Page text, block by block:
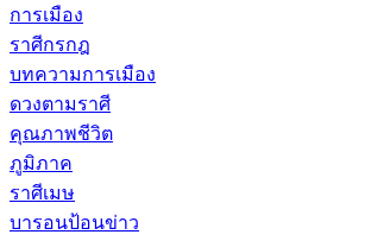
การเมือง
ราศีกรกฎ
บทความการเมือง
ดวงตามราศี
คุณภาพชีวิต
ภูมิภาค
ราศีเมษ
บารอนป้อนข่าว